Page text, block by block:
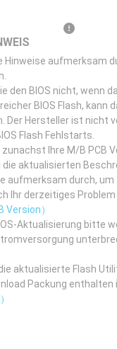
Hinweise aufmerksam
den BIOS nicht, wenn
BIOS Flash, kann
Der Hersteller ist nicht
Flash Fehlstarts.
Ihre M/B PCB
die aktualisierten
aufmerksam durch, um
Ihr derzeitiges Problem
Version）
Aktualisierung bitte
aktualisierte Flash
Packung enthalten